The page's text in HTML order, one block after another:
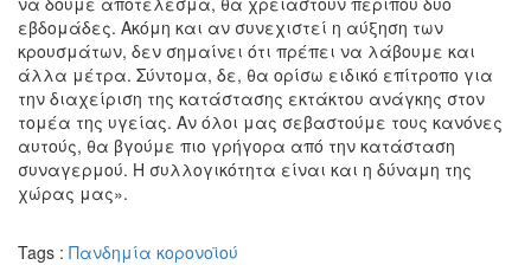
εβδομάδες. Ακόμη και αν συνεχιστεί η αύξηση των
κρουσμάτων, δεν σημαίνει ότι πρέπει να λάβουμε και
άλλα μέτρα. Σύντομα, δε, θα ορίσω ειδικό επίτροπο για
την διαχείριση της κατάστασης εκτάκτου ανάγκης στον
τομέα της υγείας. Αν όλοι μας σεβαστούμε τους κανόνες
αυτούς, θα βγούμε πιο γρήγορα από την κατάσταση
συναγερμού. Η συλλογικότητα είναι και η δύναμη της
χώρας μας».
Tags : Πανδημία κορονοϊού